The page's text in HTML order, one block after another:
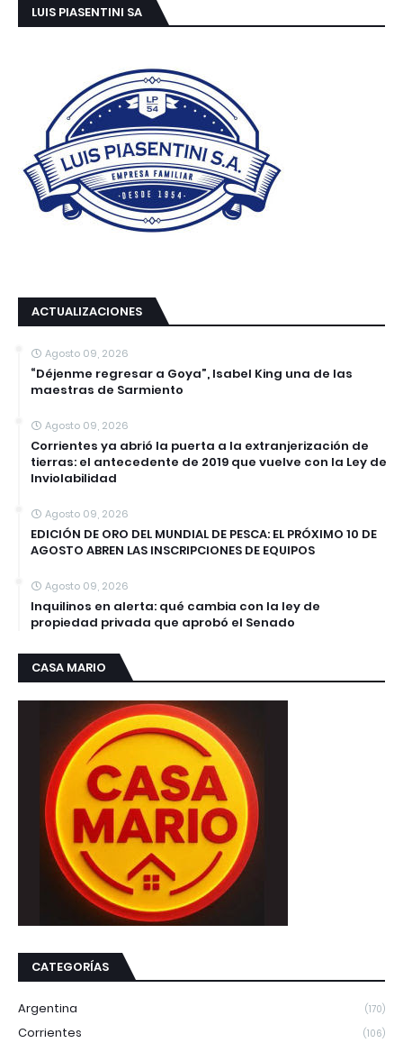
LUIS PIASENTINI SA
ACTUALIZACIONES
Agosto 09, 2026
“Déjenme regresar a Goya”, Isabel King una de las
maestras de Sarmiento
Agosto 09, 2026
Corrientes ya abrió la puerta a la extranjerización de
tierras: el antecedente de 2019 que vuelve con la Ley de
Inviolabilidad
Agosto 09, 2026
EDICIÓN DE ORO DEL MUNDIAL DE PESCA: EL PRÓXIMO 10 DE
AGOSTO ABREN LAS INSCRIPCIONES DE EQUIPOS
Agosto 09, 2026
Inquilinos en alerta: qué cambia con la ley de
propiedad privada que aprobó el Senado
CASA MARIO
CATEGORÍAS
Argentina (170)
Corrientes (106)